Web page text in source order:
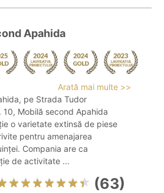
Apahida
Arată mai multe >>
pe Strada Tudor
10, Mobilă second Apahida
o varietate extinsă de piese
pentru amenajarea
Compania are ca
de activitate ...
(63)